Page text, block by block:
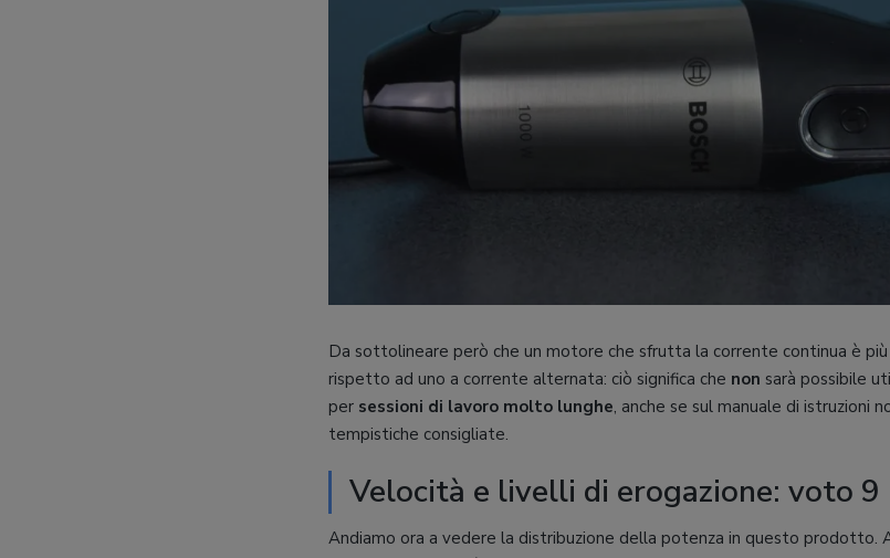
Da sottolineare però che un motore che sfrutta la corrente continua è
rispetto ad uno a corrente alternata: ciò significa che non sarà possibile
per sessioni di lavoro molto lunghe, anche se sul manuale di istruzioni
tempistiche consigliate.
Velocità e livelli di erogazione: voto 9
Andiamo ora a vedere la distribuzione della potenza in questo